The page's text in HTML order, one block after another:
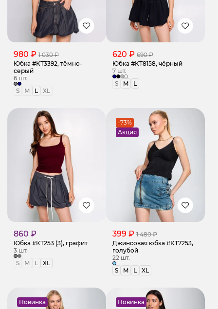
980 ₽ 1 030 ₽
Юбка #КТ3392, тёмно-
серый
6 шт.
S
M L XL
620 ₽ 690 ₽
Юбка #КТ8158, чёрный
7 шт.
S
M L
860 ₽
Юбка #КТ253 (3), графит
3 шт.
S
M L XL
-73%
Акция
399 ₽ 1 480 ₽
Джинсовая юбка #КТ7253,
голубой
22 шт.
S
M L XL
Новинка Новинка